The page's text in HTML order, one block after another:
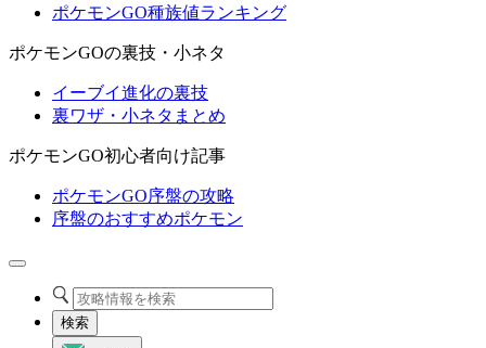
ポケモンGO種族値ランキング
ポケモンGOの裏技・小ネタ
イーブイ進化の裏技
裏ワザ・小ネタまとめ
ポケモンGO初心者向け記事
ポケモンGO序盤の攻略
序盤のおすすめポケモン
検索